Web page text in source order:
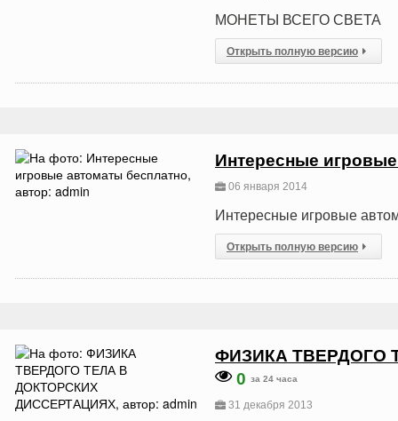
МОНЕТЫ ВСЕГО СВЕТА
Открыть полную версию
Интересные
06 января 2014
Интересные игровые
Открыть полную версию
ФИЗИКА ТВЕРДОГО
0 за 24 часа
31 декабря 2013